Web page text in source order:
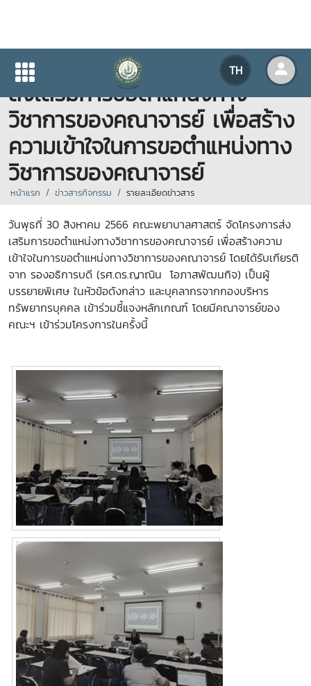
TH
คณะพยาบาลศาสตร์ จัดโครงการ
ส่งเสริมการขอตำแหน่งทาง
วิชาการของคณาจารย์ เพื่อสร้าง
ความเข้าใจในการขอตำแหน่งทาง
วิชาการของคณาจารย์
หน้าแรก ข่าวสารกิจกรรม รายละเอียดข่าวสาร
วันพุธที่ 30 สิงหาคม 2566 คณะพยาบาลศาสตร์ จัดโครงการส่ง
เสริมการขอตำแหน่งทางวิชาการของคณาจารย์ เพื่อสร้างความ
เข้าใจในการขอตำแหน่งทางวิชาการของคณาจารย์ โดยได้รับเกียรติ
จาก รองอธิการบดี (รศ.ดร.ญาณิน โอภาสพัฒนกิจ) เป็นผู้
บรรยายพิเศษ ในหัวข้อดังกล่าว และบุคลากรจากกองบริหาร
ทรัพยากรบุคคล เข้าร่วมชี้แจงหลักเกณฑ์ โดยมีคณาจารย์ของ
คณะฯ เข้าร่วมโครงการในครั้งนี้